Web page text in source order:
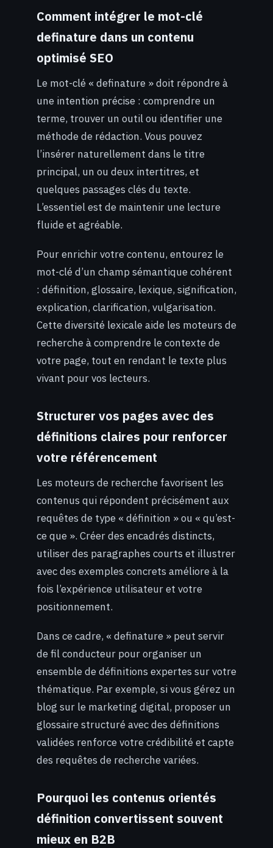
Comment intégrer le mot-clé
definature dans un contenu
optimisé SEO
Le mot-clé « definature » doit répondre à
une intention précise : comprendre un
terme, trouver un outil ou identifier une
méthode de rédaction. Vous pouvez
l’insérer naturellement dans le titre
principal, un ou deux intertitres, et
quelques passages clés du texte.
L’essentiel est de maintenir une lecture
fluide et agréable.
Pour enrichir votre contenu, entourez le
mot-clé d’un champ sémantique cohérent
: définition, glossaire, lexique, signification,
explication, clarification, vulgarisation.
Cette diversité lexicale aide les moteurs de
recherche à comprendre le contexte de
votre page, tout en rendant le texte plus
vivant pour vos lecteurs.
Structurer vos pages avec des
définitions claires pour renforcer
votre référencement
Les moteurs de recherche favorisent les
contenus qui répondent précisément aux
requêtes de type « définition » ou « qu’est-
ce que ». Créer des encadrés distincts,
utiliser des paragraphes courts et illustrer
avec des exemples concrets améliore à la
fois l’expérience utilisateur et votre
positionnement.
Dans ce cadre, « definature » peut servir
de fil conducteur pour organiser un
ensemble de définitions expertes sur votre
thématique. Par exemple, si vous gérez un
blog sur le marketing digital, proposer un
glossaire structuré avec des définitions
validées renforce votre crédibilité et capte
des requêtes de recherche variées.
Pourquoi les contenus orientés
définition convertissent souvent
mieux en B2B